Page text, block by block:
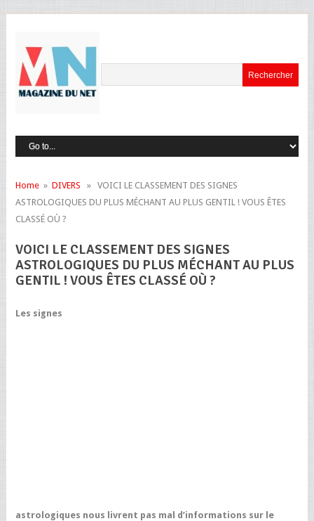
Home» DIVERS » VOICI LE CLASSEMENT DES SIGNES
ASTROLOGIQUES DU PLUS MÉCHANT AU PLUS GENTIL ! VOUS ÊTES
CLASSÉ OÙ ?
VOICI LE CLASSEMENT DES SIGNES
ASTROLOGIQUES DU PLUS MÉCHANT AU PLUS
GENTIL ! VOUS ÊTES CLASSÉ OÙ ?
Les signes
astrologiques nous livrent pas mal d’informations sur le